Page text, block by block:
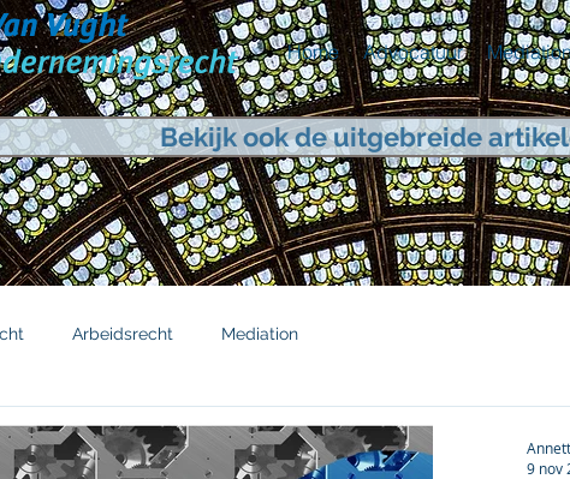
Home Advocatuur
Bekijk ook de uitgebreide
Arbeidsrecht Mediation
9 nov